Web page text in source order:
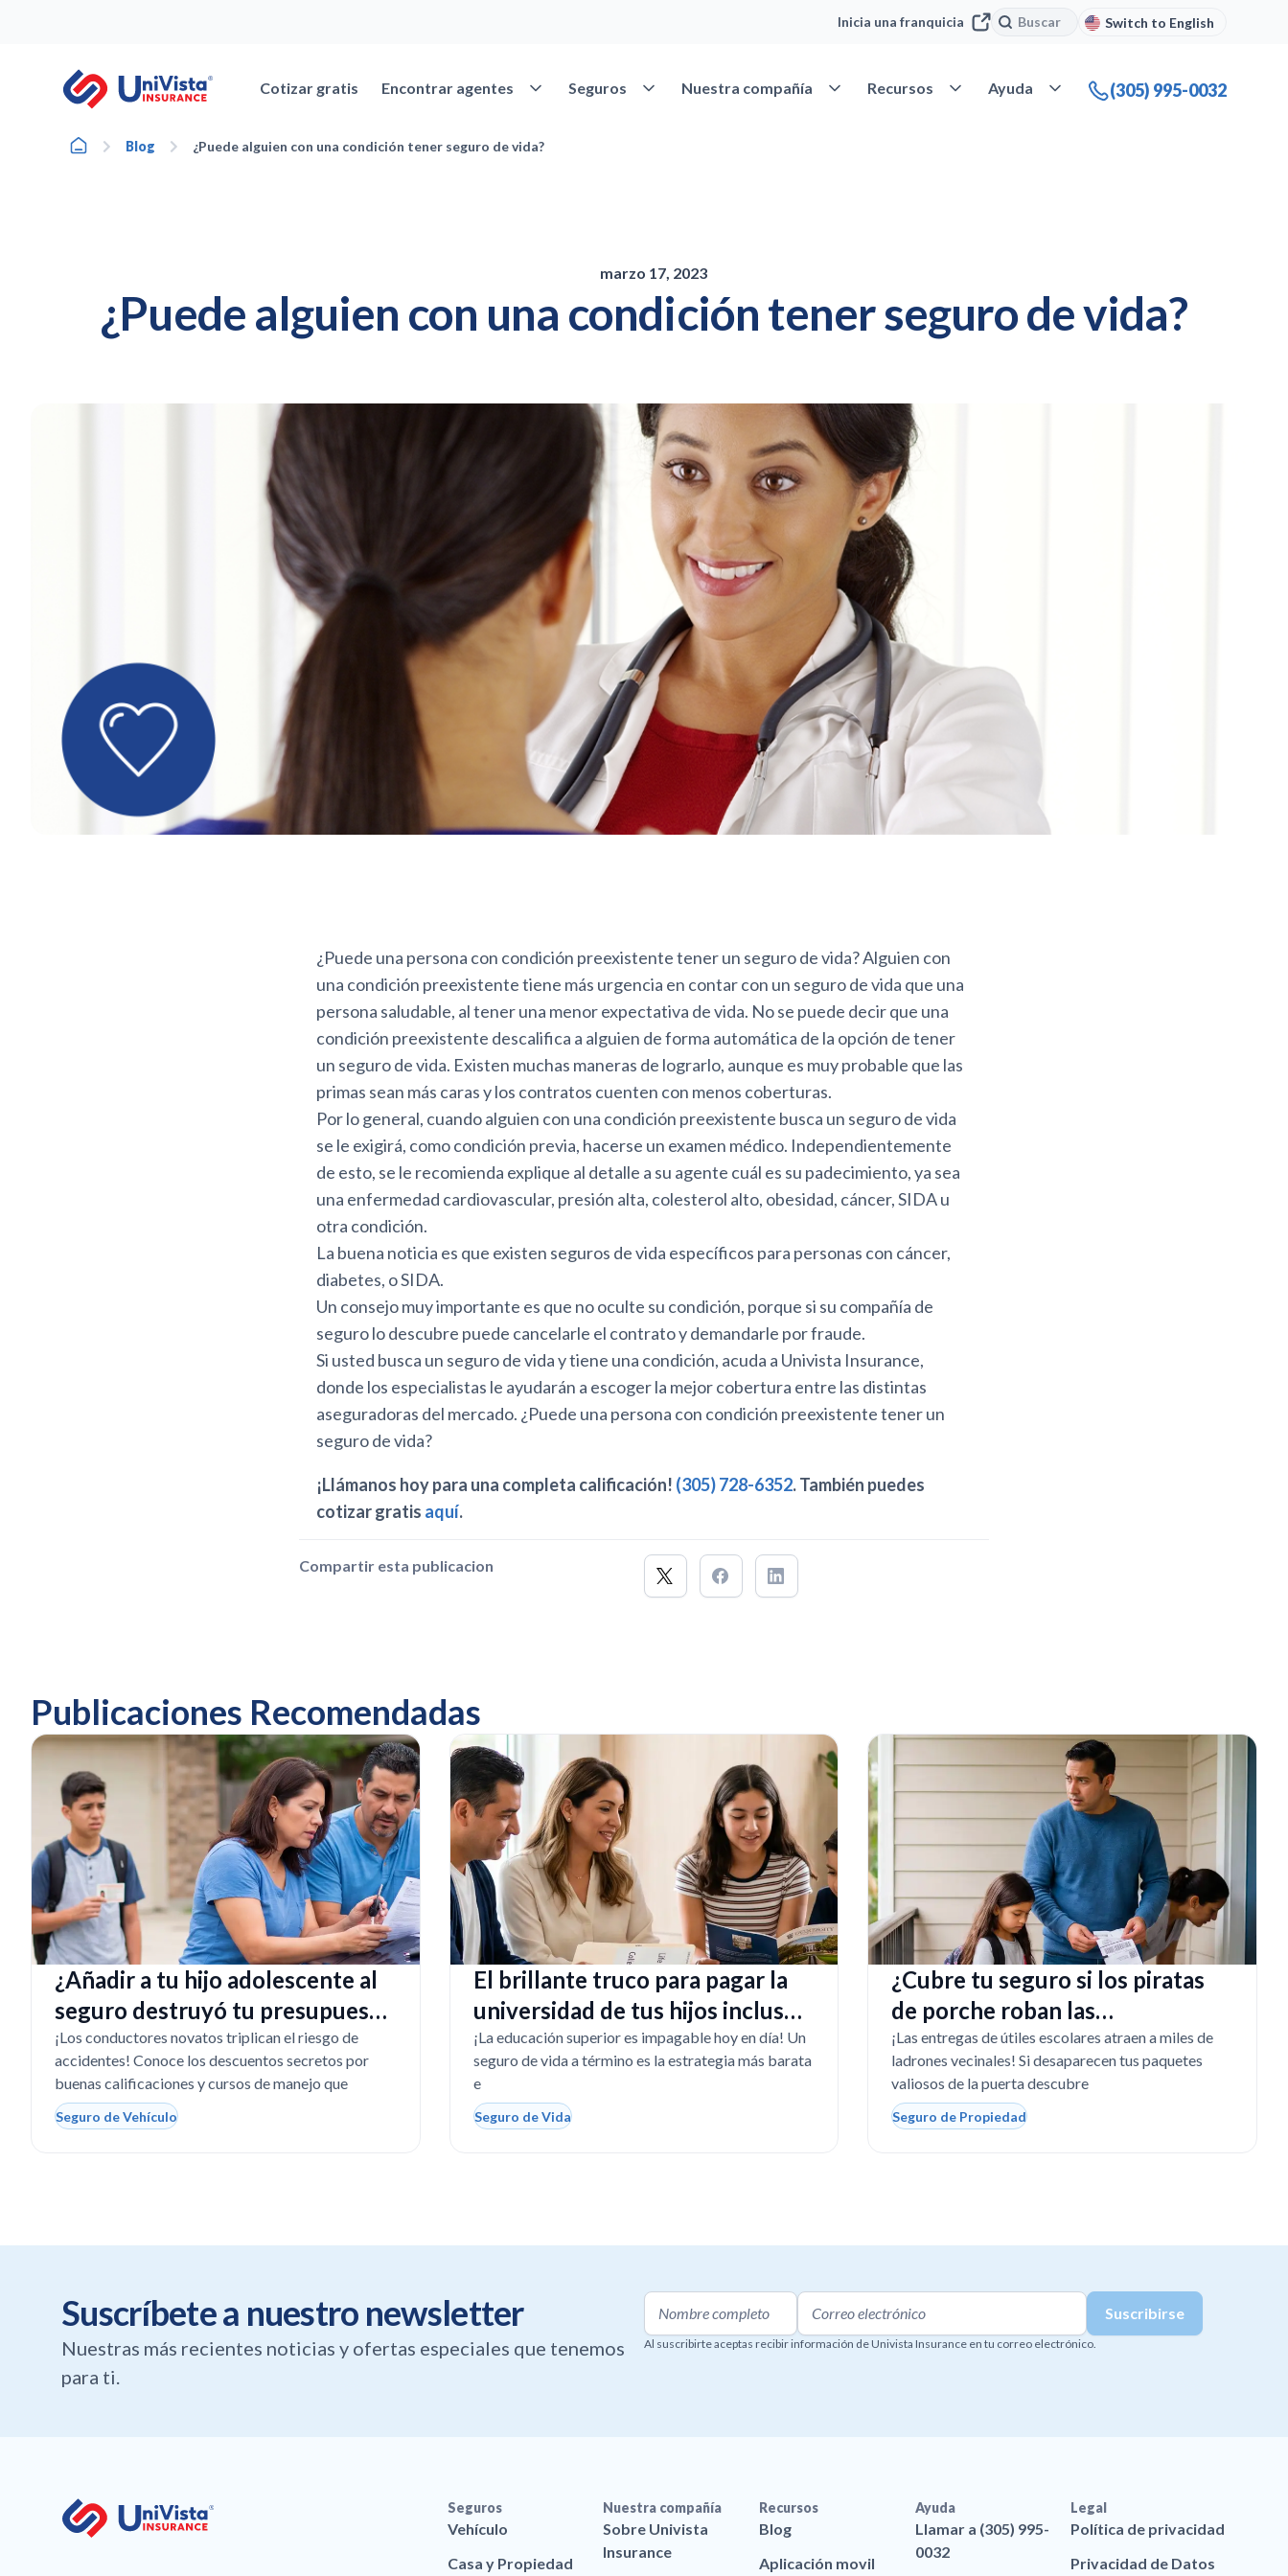
Inicia una franquicia Buscar
Buscar Switch to English
Cotizar gratis Encontrar agentes Abrir Encontrar agentes
Seguros Abrir SegurosNuestra compañía Abrir Nuestra compañía
Recursos Abrir Recursos
Ayuda Abrir Ayuda(305) 995-0032
Home Blog ¿Puede alguien con una condición tener seguro de vida?
marzo 17, 2023
¿Puede alguien con una condición tener seguro de vida?
¿Puede una persona con condición preexistente tener un seguro de vida? Alguien con
una condición preexistente tiene más urgencia en contar con un seguro de vida que una
persona saludable, al tener una menor expectativa de vida. No se puede decir que una
condición preexistente descalifica a alguien de forma automática de la opción de tener
un seguro de vida. Existen muchas maneras de lograrlo, aunque es muy probable que las
primas sean más caras y los contratos cuenten con menos coberturas.
Por lo general, cuando alguien con una condición preexistente busca un seguro de vida
se le exigirá, como condición previa, hacerse un examen médico. Independientemente
de esto, se le recomienda explique al detalle a su agente cuál es su padecimiento, ya sea
una enfermedad cardiovascular, presión alta, colesterol alto, obesidad, cáncer, SIDA u
otra condición.
La buena noticia es que existen seguros de vida específicos para personas con cáncer,
diabetes, o SIDA.
Un consejo muy importante es que no oculte su condición, porque si su compañía de
seguro lo descubre puede cancelarle el contrato y demandarle por fraude.
Si usted busca un seguro de vida y tiene una condición, acuda a Univista Insurance,
donde los especialistas le ayudarán a escoger la mejor cobertura entre las distintas
aseguradoras del mercado. ¿Puede una persona con condición preexistente tener un
seguro de vida?
¡Llámanos hoy para una completa calificación! (305) 728-6352. También puedes
cotizar gratis aquí.
Compartir esta publicacion
Publicaciones Recomendadas
¿Añadir a tu hijo adolescente al
seguro destruyó tu presupuesto
en Texas?
¡Los conductores novatos triplican el riesgo de
accidentes! Conoce los descuentos secretos por
buenas calificaciones y cursos de manejo que
Seguro de Vehículo
El brillante truco para pagar la
universidad de tus hijos incluso
si tú faltas
¡La educación superior es impagable hoy en día! Un
seguro de vida a término es la estrategia más barata
e
Seguro de Vida
¿Cubre tu seguro si los piratas
de porche roban las
computadoras escolares?
¡Las entregas de útiles escolares atraen a miles de
ladrones vecinales! Si desaparecen tus paquetes
valiosos de la puerta descubre
Seguro de Propiedad
Suscríbete a nuestro newsletter
Nuestras más recientes noticias y ofertas especiales que tenemos
para ti.
Al suscribirte aceptas recibir información de Univista Insurance en tu correo electrónico.
Seguros
Vehículo
Casa y Propiedad
Nuestra compañía
Sobre Univista
Insurance
Recursos
Blog
Aplicación movil
Ayuda
Llamar a (305) 995-
0032
Legal
Política de privacidad
Privacidad de Datos